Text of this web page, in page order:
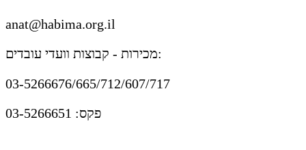
anat@habima.org.il
מכירות - קבוצות וועדי עובדים:
03-5266676/665/712/607/717
פקס: 03-5266651